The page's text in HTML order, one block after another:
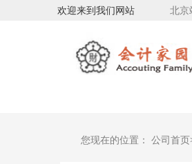
欢迎来到我们网站 北京
您现在的位置： 公司首页